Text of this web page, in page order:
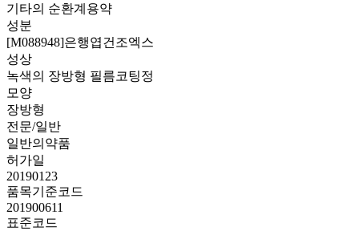
기타의 순환계용약
성분
[M088948]은행엽건조엑스
성상
녹색의 장방형 필름코팅정
모양
장방형
전문/일반
일반의약품
허가일
20190123
품목기준코드
201900611
표준코드